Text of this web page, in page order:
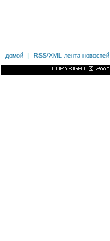
домой | RSS/XML лента новостей